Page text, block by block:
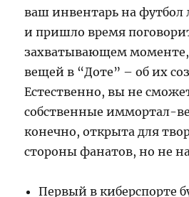
ваш инвентарь на футбол
и пришло время
захватывающем
вещей в “Доте” – об их
Естественно, вы не
собственные иммортал-
конечно, открыта для
стороны фанатов, но не
Первый в киберспорте